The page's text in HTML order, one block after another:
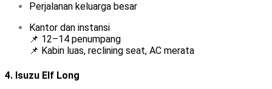
Perjalanan keluarga besar
Kantor dan instansi
📌 12–14 penumpang
📌 Kabin luas, reclining seat, AC merata
4. Isuzu Elf Long